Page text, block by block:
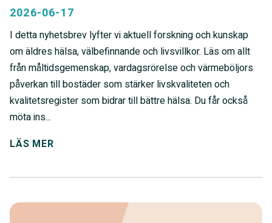
2026-06-17
I detta nyhetsbrev lyfter vi aktuell forskning och kunskap
om äldres hälsa, välbefinnande och livsvillkor. Läs om allt
från måltidsgemenskap, vardagsrörelse och värmeböljors
påverkan till bostäder som stärker livskvaliteten och
kvalitetsregister som bidrar till bättre hälsa. Du får också
möta ins...
LÄS MER